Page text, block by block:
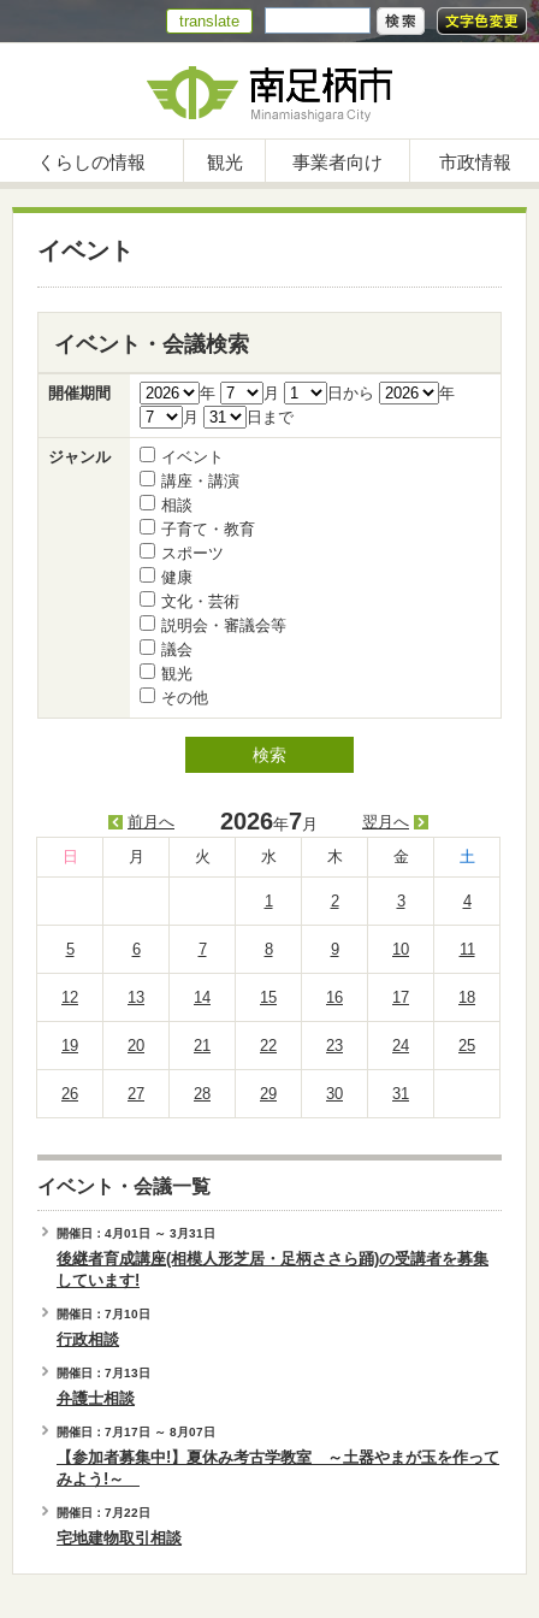
translate
くらしの情報 観光 事業者向け 市政情報
イベント
イベント・会議検索
開催期間 年 月 日から
年
月
日まで
ジャンル
イベント
講座・講演
相談
子育て・教育
スポーツ
健康
文化・芸術
説明会・審議会等
議会
観光
その他
前月へ 2026年7月
翌月へ
日
月 火 水 木 金 土
1 2 3 4
5 6 7 8 9 10 11
12 13 14 15 16 17 18
19 20 21 22 23 24 25
26 27 28 29 30 31
イベント・会議一覧
開催日：4月01日 ～ 3月31日
後継者育成講座(相模人形芝居・足柄ささら踊)の受講者を募集
しています!
開催日：7月10日
行政相談
開催日：7月13日
弁護士相談
開催日：7月17日 ～ 8月07日
【参加者募集中!】夏休み考古学教室 ～土器やまが玉を作って
みよう!～
開催日：7月22日
宅地建物取引相談